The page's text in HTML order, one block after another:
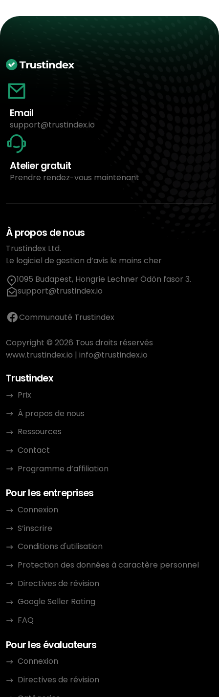
Email
support@trustindex.io
Atelier gratuit
Prendre rendez-vous maintenant
À propos de nous
Trustindex Ltd.
Le logiciel de gestion d’avis le moins cher
1095 Budapest, Hongrie Lechner Ödön fasor 3.
support@trustindex.io
Communauté Trustindex
Copyright © 2026 Tous droits réservés
www.trustindex.io | info@trustindex.io
Trustindex
Prix
À propos de nous
Ressources
Contact
Programme d’affiliation
Pour les entreprises
Connexion
S’inscrire
Conditions d'utilisation
Protection des données à caractère personnel
Directives de révision
Google Seller Rating
FAQ
Pour les évaluateurs
Connexion
Directives de révision